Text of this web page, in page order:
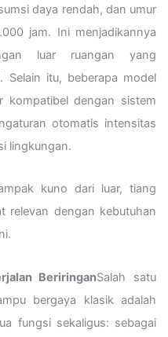
daya rendah, dan umur
jam. Ini menjadikannya
luar ruangan yang
Selain itu, beberapa model
kompatibel dengan sistem
otomatis intensitas
lingkungan.
kuno dari luar, tiang
relevan dengan kebutuhan
BeriringanSalah satu
bergaya klasik adalah
fungsi sekaligus: sebagai